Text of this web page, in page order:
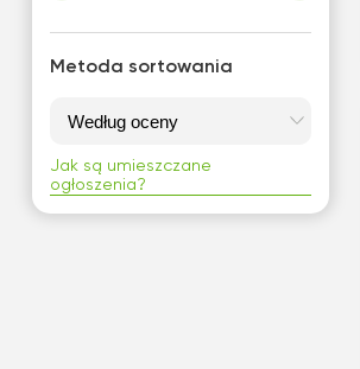
Metoda sortowania
Jak są umieszczane
ogłoszenia?